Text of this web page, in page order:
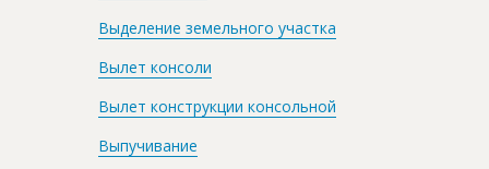
Выделение земельного участка
Вылет консоли
Вылет конструкции консольной
Выпучивание